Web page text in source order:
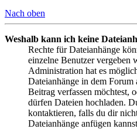
Nach oben
Weshalb kann ich keine
Rechte für Dateianhänge
einzelne Benutzer vergeben
Administration hat es
Dateianhänge in dem
Beitrag verfassen möchtest,
dürfen Dateien hochladen.
kontaktieren, falls du dir
Dateianhänge anfügen